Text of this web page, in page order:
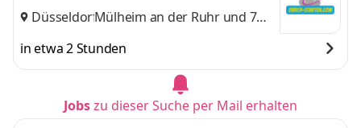
Düsseldorf,
Mülheim an der Ruhrund 7
in etwa 2 Stunden
Jobszu dieser Suche per Mail erhalten